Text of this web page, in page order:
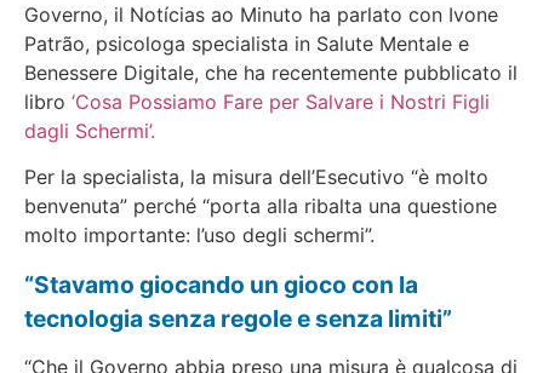
Governo, il Notícias ao Minuto ha parlato con Ivone
Patrão, psicologa specialista in Salute Mentale e
Benessere Digitale, che ha recentemente pubblicato il
libro ‘Cosa Possiamo Fare per Salvare i Nostri Figli
dagli Schermi’.
Per la specialista, la misura dell’Esecutivo “è molto
benvenuta” perché “porta alla ribalta una questione
molto importante: l’uso degli schermi”.
“Stavamo giocando un gioco con la
tecnologia senza regole e senza limiti”
“Che il Governo abbia preso una misura è qualcosa di